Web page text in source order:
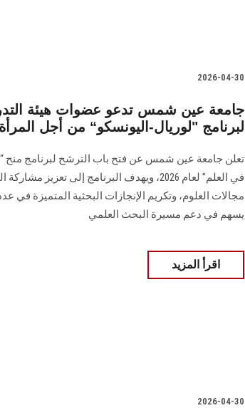
2026-04-30
جامعة عين شمس تدعو عضوات هيئة
لبرنامج "لوريال-اليونسكو“ من أجل المرأة
تعلن جامعة عين شمس عن فتح باب الترشح لبرنامج منح
في العلم” لعام 2026، ويهدف البرنامج إلى
مجالات العلوم، وتكريم الإنجازات البحثية المتميزة في
يسهم في دعم مسيرة البحث العلمي
اقرأ المزيد
2026-04-30